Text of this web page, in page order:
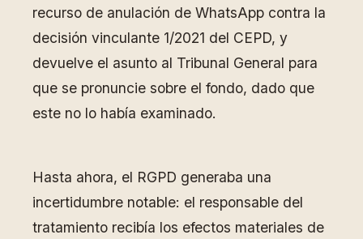
recurso de anulación de WhatsApp contra la
decisión vinculante 1/2021 del CEPD, y
devuelve el asunto al Tribunal General para
que se pronuncie sobre el fondo, dado que
este no lo había examinado.
Hasta ahora, el RGPD generaba una
incertidumbre notable: el responsable del
tratamiento recibía los efectos materiales de